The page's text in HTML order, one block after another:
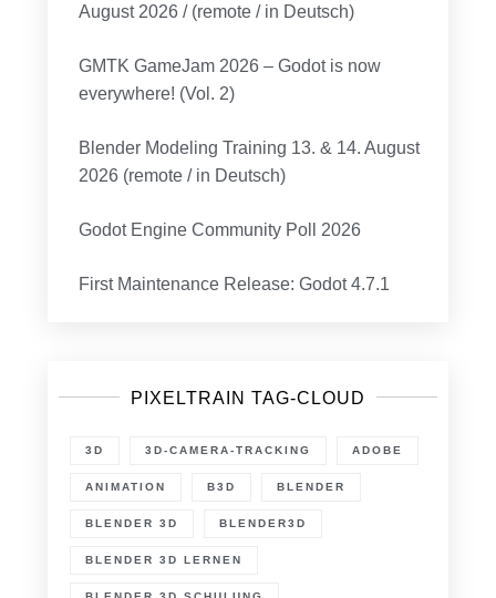
August 2026 / (remote / in Deutsch)
GMTK GameJam 2026 – Godot is now
everywhere! (Vol. 2)
Blender Modeling Training 13. & 14. August
2026 (remote / in Deutsch)
Godot Engine Community Poll 2026
First Maintenance Release: Godot 4.7.1
PIXELTRAIN TAG-CLOUD
3D 3D-CAMERA-TRACKING ADOBE
ANIMATION B3D BLENDER
BLENDER 3D BLENDER3D
BLENDER 3D LERNEN